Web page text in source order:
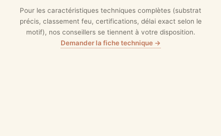
Pour les caractéristiques techniques complètes (substrat
précis, classement feu, certifications, délai exact selon le
motif), nos conseillers se tiennent à votre disposition.
Demander la fiche technique →